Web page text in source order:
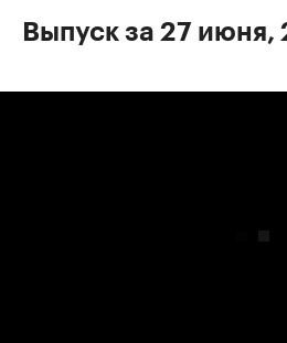
Выпуск за 27 июня,